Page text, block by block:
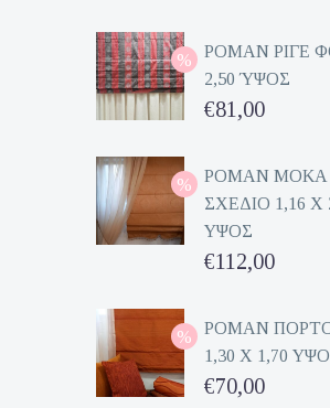
ΡΟΜΑΝ ΡΙΓΕ
2,50 ΎΨΟΣ
Original
was:
€162,00.
€81,00
τρέχουσα
τιμή
είναι:
€81,00.
ΡΟΜΑΝ ΜΟΚΑ
ΣΧΕΔΙΟ 1,16 Χ
ΥΨΟΣ
Original
was:
€224,00.
€112,00
τρέχουσα
τιμή
είναι:
ΡΟΜΑΝ
1,30 Χ 1,70
Original
€70,00